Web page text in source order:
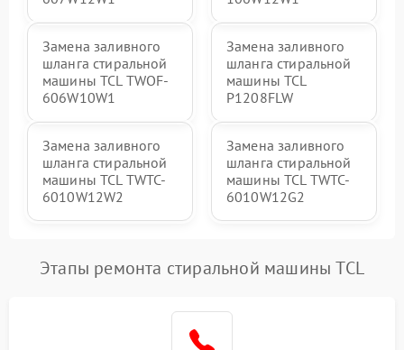
Замена заливного
шланга стиральной
машины TCL TWOF-
606W10W1
Замена заливного
шланга стиральной
машины TCL
P1208FLW
Замена заливного
шланга стиральной
машины TCL TWTC-
6010W12W2
Замена заливного
шланга стиральной
машины TCL TWTC-
6010W12G2
Этапы ремонта стиральной машины TCL